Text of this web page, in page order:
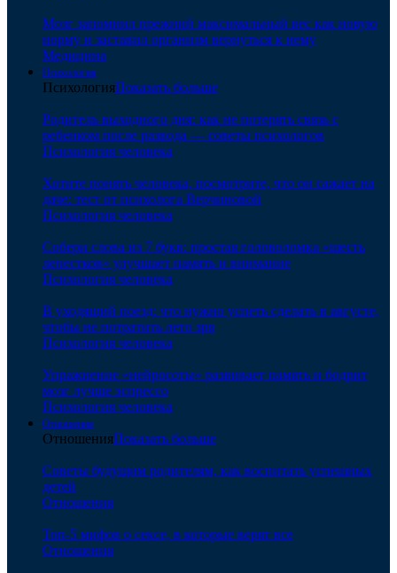
Мозг запомнил прежний максимальный вес как новую
норму и заставил организм вернуться к нему
Медицина
Психология
ПсихологияПоказать больше
Родитель выходного дня: как не потерять связь с
ребенком после развода — советы психологов
Психология человека
Хотите понять человека, посмотрите, что он сажает на
даче: тест от психолога Верчиновой
Психология человека
Собери слова из 7 букв: простая головоломка «шесть
лепестков» улучшает память и внимание
Психология человека
В уходящий поезд: что нужно успеть сделать в августе,
чтобы не потратить лето зря
Психология человека
Упражнение «нейросоты» развивает память и бодрит
мозг лучше эспрессо
Психология человека
Отношения
ОтношенияПоказать больше
Советы будущим родителям, как воспитать успешных
детей
Отношения
Топ-5 мифов о сексе, в которые верят все
Отношения